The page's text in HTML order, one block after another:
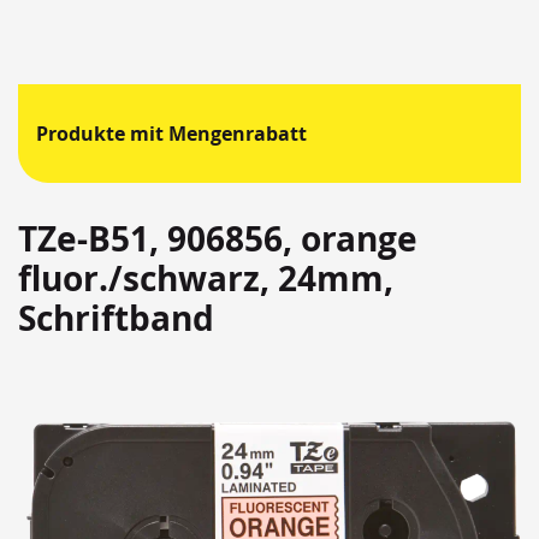
Produkte mit Mengenrabatt
TZe-B51, 906856, orange
fluor./schwarz, 24mm,
Schriftband
Sie
zum
Ende